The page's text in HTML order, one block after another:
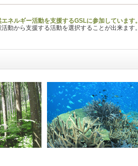
ネルギー活動を支援するGSLに参加しています。
動から支援する活動を選択することが出来ます。